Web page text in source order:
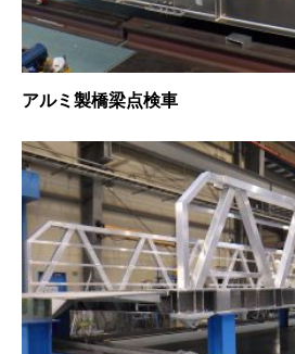
アルミ製橋梁点検車